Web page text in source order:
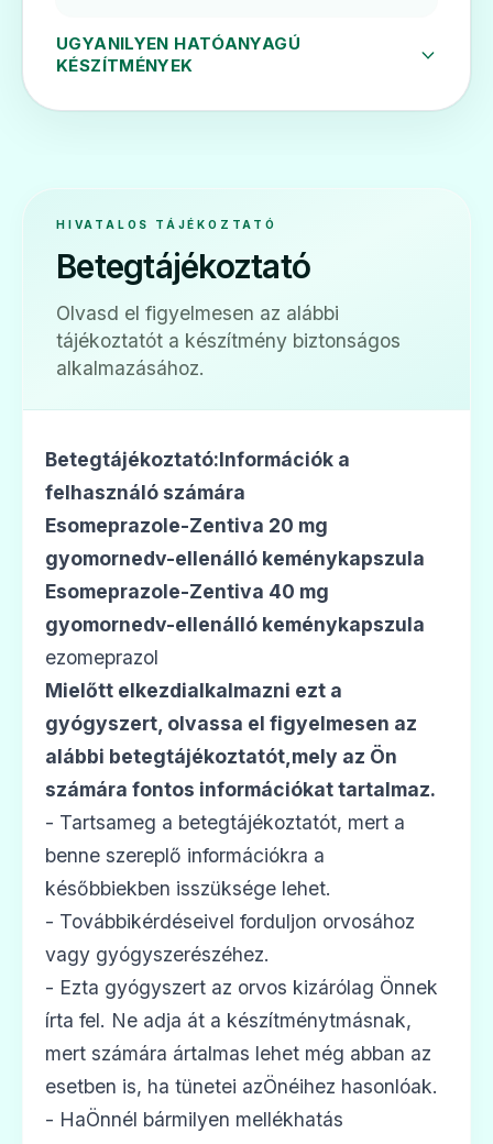
Ár: —
🫁
Esomeprazol Actavis 20 mg gyomornedv
Ár: —
🫁
Esomeprazol Actavis 40 mg gyomornedv
Ár: —
ADATLAP
🫁
Esomeprazol Sandoz 20 mg gyomornedv
🫁
Esomeprazol Sandoz 40 mg gyomornedv
UGYANILYEN HATÓANYAGÚ
KÉSZÍTMÉNYEK
HIVATALOS TÁJÉKOZTATÓ
Betegtájékoztató
Olvasd el figyelmesen az alábbi
tájékoztatót a készítmény biztonságos
alkalmazásához.
Betegtájékoztató:Információk a
felhasználó számára
Esomeprazole-Zentiva 20 mg
gyomornedv-ellenálló keménykapszula
Esomeprazole-Zentiva 40 mg
gyomornedv-ellenálló keménykapszula
ezomeprazol
Mielőtt elkezdialkalmazni ezt a
gyógyszert, olvassa el figyelmesen az
alábbi betegtájékoztatót,mely az Ön
számára fontos információkat tartalmaz.
- Tartsameg a betegtájékoztatót, mert a
benne szereplő információkra a
későbbiekben isszüksége lehet.
- Továbbikérdéseivel forduljon orvosához
vagy gyógyszerészéhez.
- Ezta gyógyszert az orvos kizárólag Önnek
írta fel. Ne adja át a készítménytmásnak,
mert számára ártalmas lehet még abban az
esetben is, ha tünetei azÖnéihez hasonlóak.
- HaÖnnél bármilyen mellékhatás